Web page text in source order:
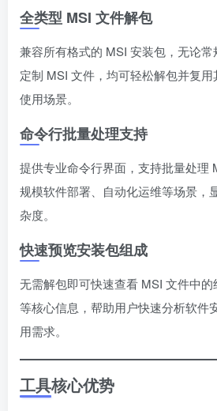
全类型 MSI 文件解包
兼容所有格式的 MSI 安装包，无论
定制 MSI 文件，均可轻松解包并复
使用场景。
命令行批量处理支持
提供专业命令行界面，支持批量处理
规模软件部署、自动化运维等场景，
杂度。
快速预览安装包组成
无需解包即可快速查看 MSI 文件中
等核心信息，帮助用户快速分析软件
用需求。
工具核心优势